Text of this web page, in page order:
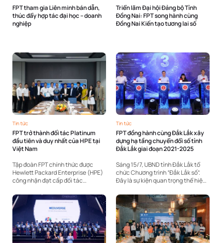
FPT tham gia Liên minh bán dẫn,
thúc đẩy hợp tác đại học – doanh
nghiệp
Triển lãm Đại hội Đảng bộ Tỉnh
Đồng Nai: FPT song hành cùng
Đồng Nai Kiến tạo tương lai số
Tin tức
FPT trở thành đối tác Platinum
đầu tiên và duy nhất của HPE tại
Việt Nam
Tập đoàn FPT chính thức được
Hewlett Packard Enterprise (HPE)
công nhận đạt cấp đối tác
trong hệ thống đối tác toàn cầu
của hãng cho đơn vị thành viên là
công ty...
Tin tức
FPT đồng hành cùng Đắk Lắk xây
dựng hạ tầng chuyển đổi số tỉnh
Đắk Lắk giai đoạn 2021-2025
Sáng 15/7, UBND tỉnh Đắk Lắk tổ
chức Chương trình “Đắk Lắk số”.
Đây là sự kiện quan trọng thể hiện
trong thực hiện Nghị quyết số 57-
NQ/TW ngày 22/12/2024 của Bộ...